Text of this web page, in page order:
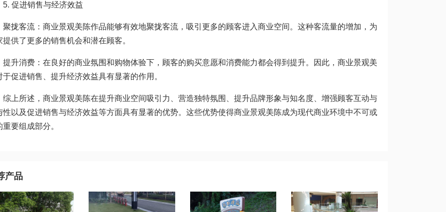
进销售与经济效益
客流：商业景观美陈作品能够有效地聚拢客流，吸引更多的顾客进入商业空间。这种客流量的增加，为
提供了更多的销售机会和潜在顾客。
消费：在良好的商业氛围和购物体验下，顾客的购买意愿和消费能力都会得到提升。因此，商业景观美
于促进销售、提升经济效益具有显著的作用。
所述，商业景观美陈在提升商业空间吸引力、营造独特氛围、提升品牌形象与知名度、增强顾客互动与
性以及促进销售与经济效益等方面具有显著的优势。这些优势使得商业景观美陈成为现代商业环境中不可或
重要组成部分。
产品